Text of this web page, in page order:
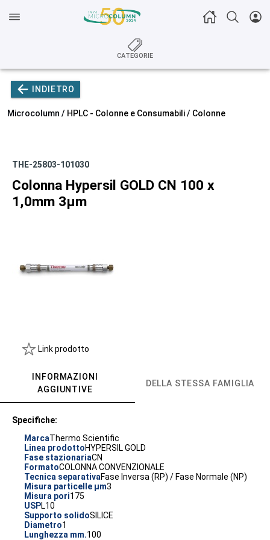
CATEGORIE
INDIETRO
Microcolumn / HPLC - Colonne e Consumabili/ Colonne
THE-25803-101030
Colonna Hypersil GOLD CN 100 x
1,0mm 3µm
Link prodotto
INFORMAZIONI
AGGIUNTIVE
DELLA STESSA FAMIGLIA
Specifiche:
MarcaThermo Scientific
Linea prodottoHYPERSIL GOLD
Fase stazionariaCN
FormatoCOLONNA CONVENZIONALE
Tecnica separativaFase Inversa (RP) / Fase Normale (NP)
Misura particelle µm3
Misura pori175
USPL10
Supporto solidoSILICE
Diametro1
Lunghezza mm.100